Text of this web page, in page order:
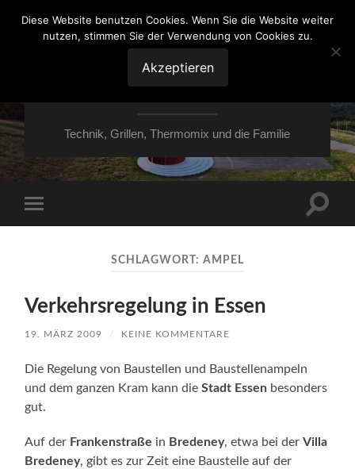
VON ESSEN ÜBER
HESSEN NACH
MOERS
Technik, Grillen, Thermomix und die Familie
Menü
SCHLAGWORT: AMPEL
Verkehrsregelung in Essen
19. MÄRZ 2009 / KEINE KOMMENTARE
Die Regelung von Baustellen und Baustellenampeln
und dem ganzen Kram kann dieStadt Essen besonders
gut.
Auf der Frankenstraße in Bredeney, etwa bei derVilla
Bredeney, gibt es zur Zeit eine Baustelle auf der
Diese Website benutzen Cookies. Wenn Sie die Website weiter
nutzen, stimmen Sie der Verwendung von Cookies zu.
Akzeptieren